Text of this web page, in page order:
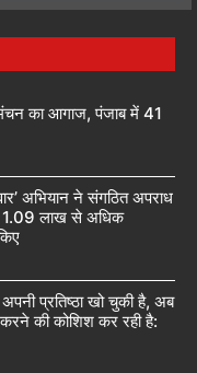
का आगाज, पंजाब में 41
अभियान ने संगठित अपराध
; 1.09 लाख से अधिक
प्रतिष्ठा खो चुकी है, अब
करने की कोशिश कर रही है: